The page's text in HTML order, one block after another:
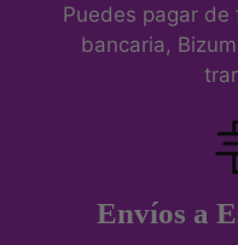
Puedes pagar de
bancaria,
Envíos a